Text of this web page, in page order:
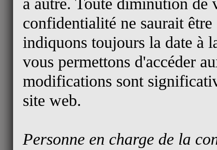
à autre. Toute diminution de
confidentialité ne saurait
indiquons toujours la date à
vous permettons d'accéder
modifications sont
site web.
Personne en charge de la